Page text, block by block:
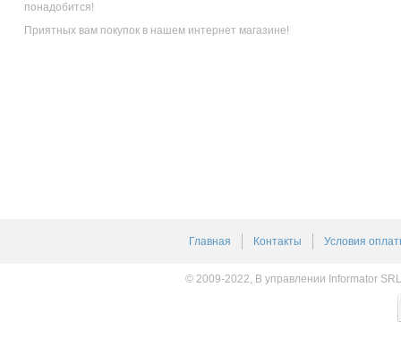
понадобится!
Приятных вам покупок в нашем интернет магазине!
Главная Контакты Условия
© 2009-2022, В управлении Informator SRL